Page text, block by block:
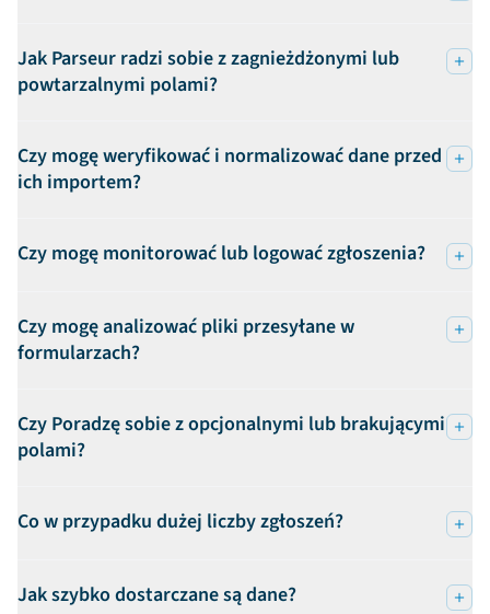
Jak Parseur radzi sobie z zagnieżdżonymi lub
powtarzalnymi polami?
Czy mogę weryfikować i normalizować dane przed
ich importem?
Czy mogę monitorować lub logować zgłoszenia?
Czy mogę analizować pliki przesyłane w
formularzach?
Czy Poradzę sobie z opcjonalnymi lub brakującymi
polami?
Co w przypadku dużej liczby zgłoszeń?
Jak szybko dostarczane są dane?